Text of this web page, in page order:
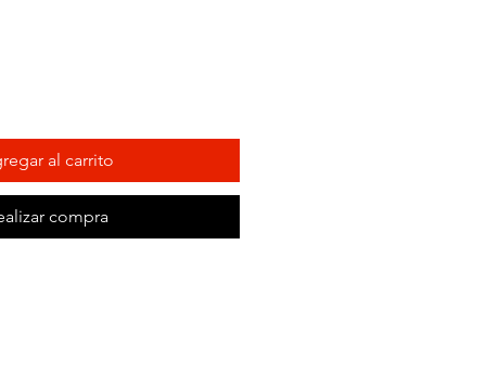
al carrito
compra